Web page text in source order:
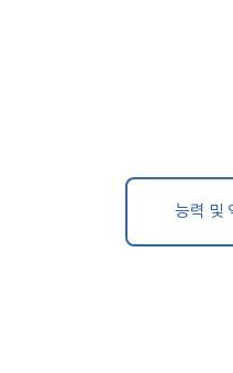
능력 및